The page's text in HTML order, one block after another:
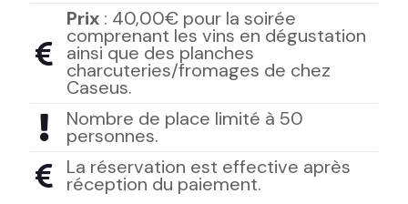
Prix : 40,00€ pour la soirée
comprenant les vins en dégustation
ainsi que des planches
charcuteries/fromages de chez
Caseus.
Nombre de place limité à 50
personnes.
La réservation est effective après
réception du paiement.